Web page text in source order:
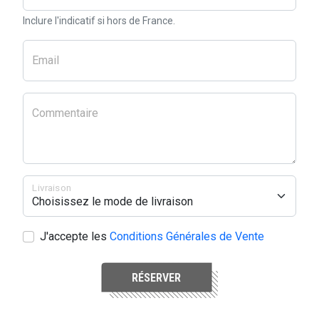
Inclure l'indicatif si hors de France.
Email
Commentaire
Livraison
J'accepte les Conditions Générales de Vente
RÉSERVER